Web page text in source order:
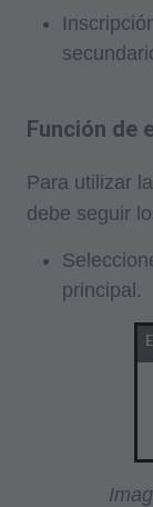
Función de
Para utilizar
debe seguir
principal.